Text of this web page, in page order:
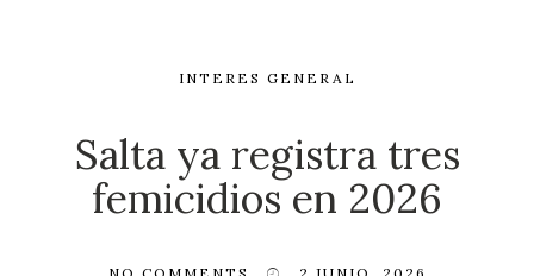
INTERES GENERAL
Salta ya registra tres
femicidios en 2026